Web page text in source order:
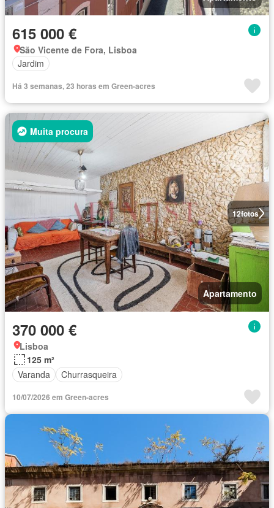
615 000 €
São Vicente de Fora, Lisboa
Jardim
Há 3 semanas, 23 horas em Green-acres
12fotos
Muita procura
Apartamento
370 000 €
Lisboa
125 m²
Varanda
Churrasqueira
10/07/2026 em Green-acres